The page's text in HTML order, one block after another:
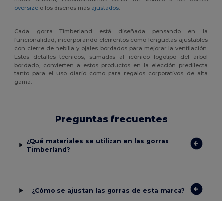
oversize o los diseños más ajustados
Cada gorra Timberland está diseñada pensando en la
funcionalidad, incorporando elementos como lengüetas ajustables
con cierre de hebilla y ojales bordados para mejorar la ventilación.
Estos detalles técnicos, sumados al icónico logotipo del árbol
bordado, convierten a estos productos en la elección predilecta
tanto para el uso diario como para regalos corporativos de alta
gama.
Preguntas frecuentes
¿Qué materiales se utilizan en las gorras
Timberland?
¿Cómo se ajustan las gorras de esta marca?